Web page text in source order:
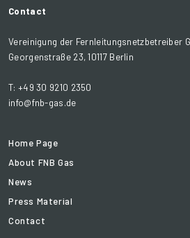
Contact
Vereinigung der Fernleitungsnetzbetreiber
Georgenstraße 23, 10117 Berlin
T: +49 30 9210 2350
info@fnb-gas.de
Home Page
About FNB Gas
News
Press Material
Contact